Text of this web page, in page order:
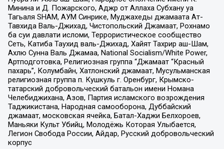
Минина и Д. Пожарского, Аджр от Аллаха Субхану уа
Тагьаля SHAM, АУМ Синрике, Муджахеды джамаата Ат-
Тавхида Валь-Джихад, Чистопольский Джамаат, Рохнамо
ба суи давлати исломи, Террористическое сообщество
Сеть, Катиба Таухид валь-Джихад, Хайят Тахрир аш-Шам,
Ахлю Сунна Валь Джамаа, National Socialism/White Power,
Артподготовка, Религиозная группа “Джамаат “Красный
пахарь”, Колумбайн, Хатлонский джамаат, Мусульманская
религиозная группа п. Кушкуль г. Оренбург, Крымско-
татарский добровольческий батальон имени Номана
Челебиджихана, Азов, Партия исламского возрождения
Таджикистана, Народная самооборона, Дуббайский
джамаат, московская ячейка, Батал-Хаджи Белхороев,
Маньяки Культ Убийц, Молодёжь Которая Улыбается,
Легион Свобода России, Айдар, Русский добровольческий
корпус